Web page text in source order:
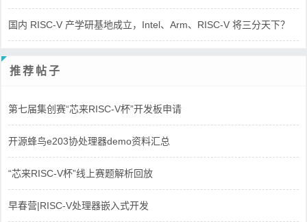
国内 RISC-V 产学研基地成立，Intel、Arm、RISC-V 将三分天下？
推荐帖子
第七届集创赛“芯来RISC-V杯”开发板申请
开源蜂鸟e203协处理器demo资料汇总
“芯来RISC-V杯”线上赛题解析回放
早春营|RISC-V处理器嵌入式开发